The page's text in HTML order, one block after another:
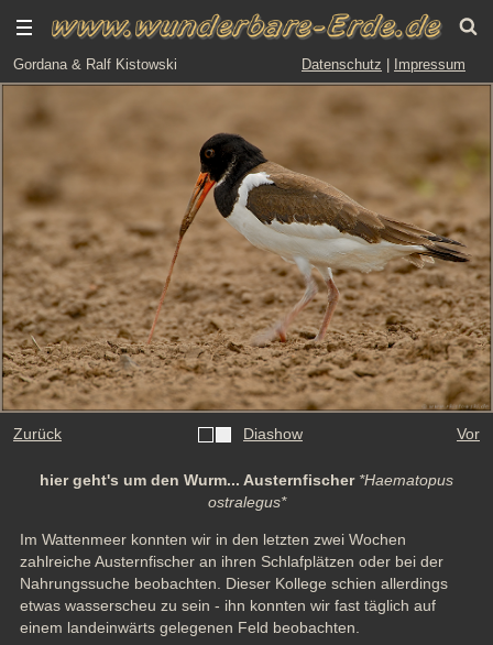
Gordana & Ralf Kistowski Datenschutz Impressum
Zurück Diashow Vor
hier geht's um den Wurm... Austernfischer *Haematopus
ostralegus*
Im Wattenmeer konnten wir in den letzten zwei Wochen
zahlreiche Austernfischer an ihren Schlafplätzen oder bei der
Nahrungssuche beobachten. Dieser Kollege schien allerdings
etwas wasserscheu zu sein - ihn konnten wir fast täglich auf
einem landeinwärts gelegenen Feld beobachten.